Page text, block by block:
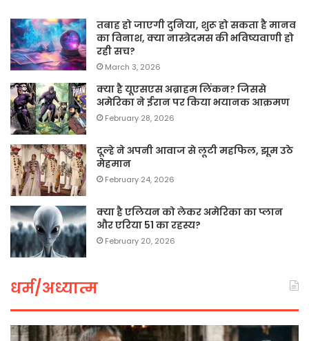
तबाह हो जाएगी दुनिया, शुरू हो सकता है मानव
का विनाश, क्या नास्त्रेदमस की भविष्यवाणी हो
रही सच?
March 3, 2026
क्या है यूएसएस अब्राहम लिंकन? जिससे
अमेरिका ने ईरान पर किया भयानक आक्रमण
February 28, 2026
दूल्हे ने अपनी आवाज से लूटी महफिल, झूम उठे
मेहमान
February 24, 2026
क्या है एलियन को लेकर अमेरिका का प्लान
और एरिया 51 का रहस्य?
February 20, 2026
धर्म/अध्यात्म